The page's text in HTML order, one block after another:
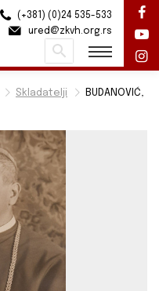
Skladatelji
BUDANOVIĆ,
(+381) (0)24 535-533
ured@zkvh.org.rs
Pretraži